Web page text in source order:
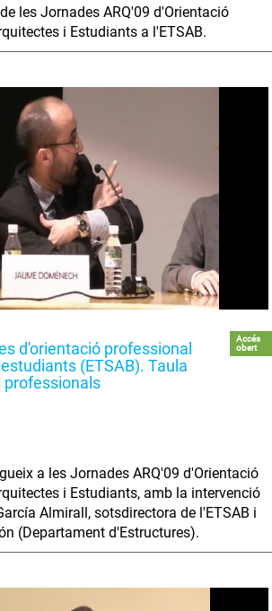
les Jornades ARQ'09 d'Orientació
i Estudiants a l'ETSAB.
d'orientació professional
(ETSAB). Taula
professionals
Accés
obert
a les Jornades ARQ'09 d'Orientació
i Estudiants, amb la intervenció
Almirall, sotsdirectora de l'ETSAB i
(Departament d'Estructures).